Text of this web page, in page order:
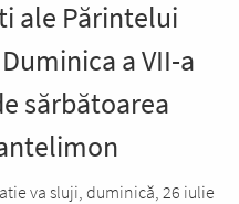
ale Părintelui
a VII-a
sărbătoarea
va sluji, duminică, 26 iulie